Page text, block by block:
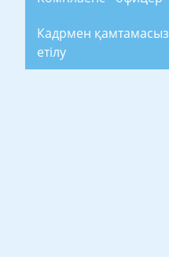
Кадрмен қамтамасыз
етілу